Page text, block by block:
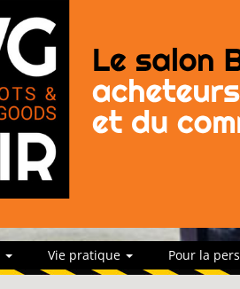
Vie pratique Pour la